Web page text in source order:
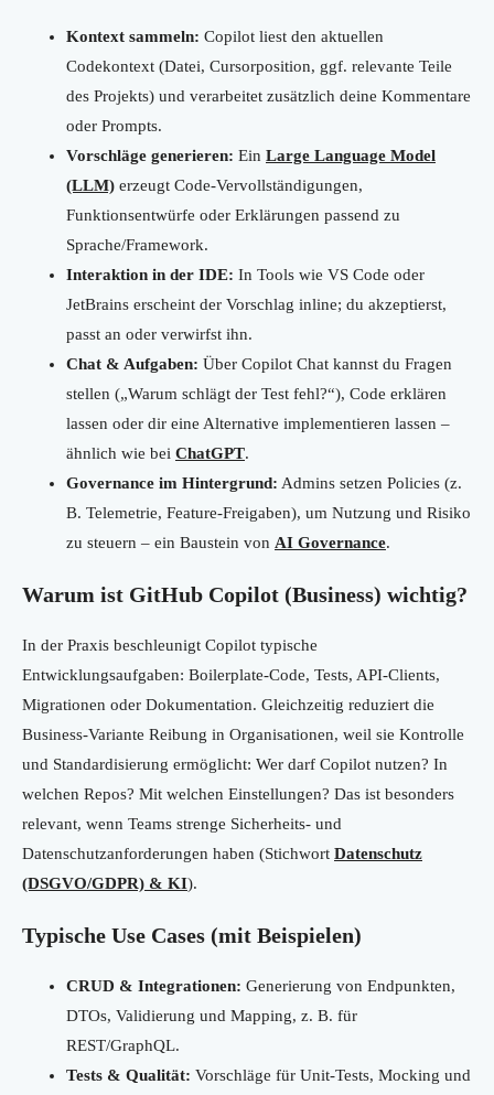
Kontext sammeln: Copilot liest den aktuellen
Codekontext (Datei, Cursorposition, ggf. relevante Teile
des Projekts) und verarbeitet zusätzlich deine Kommentare
oder Prompts.
Vorschläge generieren: Ein Large Language Model
(LLM) erzeugt Code-Vervollständigungen,
Funktionsentwürfe oder Erklärungen passend zu
Sprache/Framework.
Interaktion in der IDE: In Tools wie VS Code oder
JetBrains erscheint der Vorschlag inline; du akzeptierst,
passt an oder verwirfst ihn.
Chat & Aufgaben: Über Copilot Chat kannst du Fragen
stellen („Warum schlägt der Test fehl?“), Code erklären
lassen oder dir eine Alternative implementieren lassen –
ähnlich wie bei ChatGPT.
Governance im Hintergrund: Admins setzen Policies (z.
B. Telemetrie, Feature-Freigaben), um Nutzung und Risiko
zu steuern – ein Baustein von AI Governance.
Warum ist GitHub Copilot (Business) wichtig?
In der Praxis beschleunigt Copilot typische
Entwicklungsaufgaben: Boilerplate-Code, Tests, API-Clients,
Migrationen oder Dokumentation. Gleichzeitig reduziert die
Business-Variante Reibung in Organisationen, weil sie Kontrolle
und Standardisierung ermöglicht: Wer darf Copilot nutzen? In
welchen Repos? Mit welchen Einstellungen? Das ist besonders
relevant, wenn Teams strenge Sicherheits- und
Datenschutzanforderungen haben (Stichwort Datenschutz
(DSGVO/GDPR) & KI).
Typische Use Cases (mit Beispielen)
CRUD & Integrationen: Generierung von Endpunkten,
DTOs, Validierung und Mapping, z. B. für
REST/GraphQL.
Tests & Qualität: Vorschläge für Unit-Tests, Mocking und